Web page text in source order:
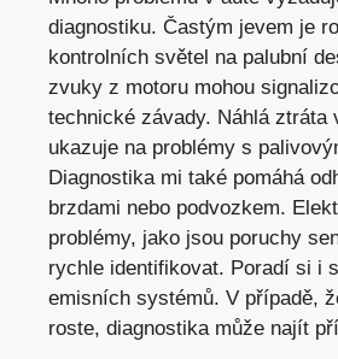
diagnostiku. Častým jevem je
kontrolních světel na palubní
zvuky z motoru mohou
technické závady. Náhlá ztráta
ukazuje na problémy s
Diagnostika mi také pomáhá
brzdami nebo podvozkem.
problémy, jako jsou poruchy
rychle identifikovat. Poradí si i
emisních systémů. V případě,
roste, diagnostika může najít